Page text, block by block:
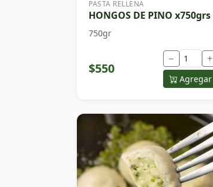
PASTA RELLENA
HONGOS DE PINO x750grs
750gr
$550
− +
Agregar